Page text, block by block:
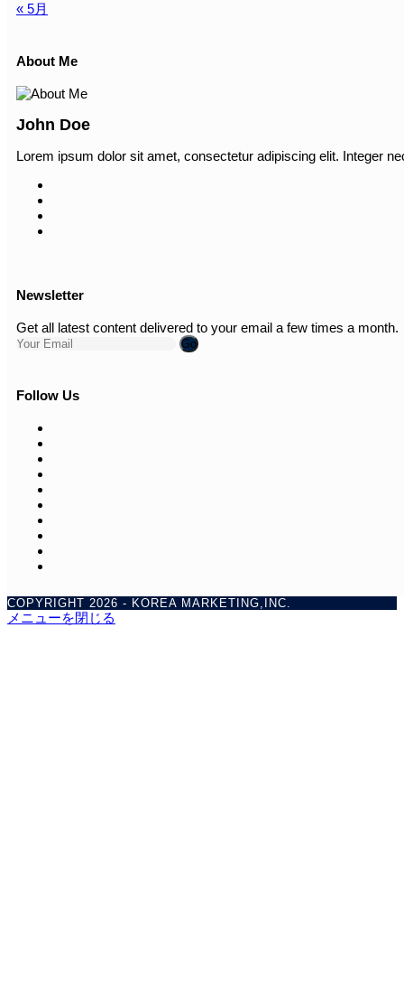
« 5月
About Me
John Doe
Lorem ipsum dolor sit amet, consectetur adipiscing elit. Integer
Newsletter
Get all latest content delivered to your email a few times a month.
Go
Follow Us
COPYRIGHT 2026 - KOREA MARKETING,INC.
メニューを閉じる